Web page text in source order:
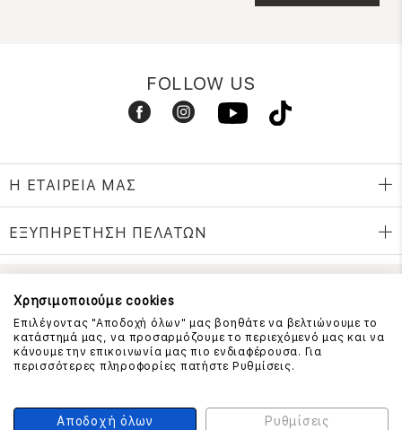
FOLLOW US
Η ΕΤΑΙΡΕΙΑ ΜΑΣ
ΕΞΥΠΗΡΕΤΗΣΗ ΠΕΛΑΤΩΝ
ΕΠΙΚΟΙΝΩΝΗΣΤΕ ΜΑΖΙ ΜΑΣ
210 999 4510
(Χρεώση μια αστική μονάδα από σταθερό)
ΑΣΦΑΛΕΙΑ ΣΥΝΑΛΛΑΓΩΝ
Χρησιμοποιούμε cookies
Επιλέγοντας "Αποδοχή όλων" μας βοηθάτε να βελτιώνουμε το
κατάστημά μας, να προσαρμόζουμε το περιεχόμενό μας και να
κάνουμε την επικοινωνία μας πιο ενδιαφέρουσα. Για
περισσότερες πληροφορίες πατήστε Ρυθμίσεις.
Αποδοχή όλων Ρυθμίσεις